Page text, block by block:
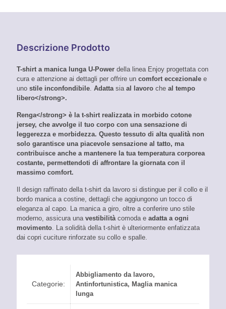
U-
Descrizione Prodotto
T-shirt a manica lunga U-Power della linea Enjoy progettata con
cura e attenzione ai dettagli per offrire un comfort eccezionale e
uno stile inconfondibile. Adattasia al lavoro che al tempo
libero</strong>.
Renga</strong> è la t-shirt realizzata in morbido cotone
jersey, che avvolge il tuo corpo con una sensazione di
leggerezzae morbidezza. Questo tessuto di alta qualità non
solo garantisce una piacevole sensazione al tatto, ma
contribuisce anche a mantenere la tua temperatura corporea
costante, permettendoti di affrontare la giornata con il
massimo comfort.
Il design raffinato della t-shirt da lavoro si distingue per il collo e il
bordo manica a costine, dettagli che aggiungono un tocco di
eleganza al capo. La manica a giro, oltre a conferire uno stile
moderno, assicura una vestibilitàcomoda e adatta a ogni
movimento. La solidità della t-shirt è ulteriormente enfatizzata
dai copri cuciture rinforzate su collo e spalle.
Categorie:
Abbigliamento da lavoro,
Antinfortunistica, Maglia manica
lunga